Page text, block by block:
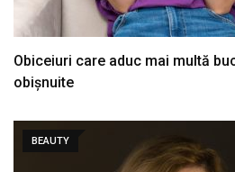
Obiceiuri care aduc mai multă
obișnuite
BEAUTY